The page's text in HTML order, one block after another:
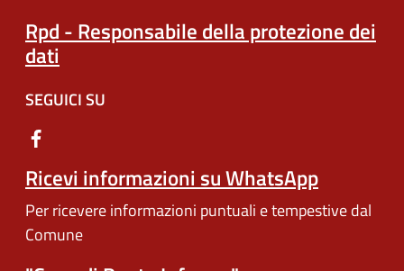
Rpd - Responsabile della protezione dei
dati
SEGUICI SU
Ricevi informazioni su WhatsApp
Per ricevere informazioni puntuali e tempestive dal
Comune